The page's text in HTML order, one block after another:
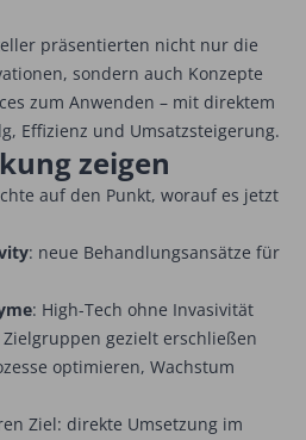
präsentierten nicht nur die
sondern auch Konzepte
zum Anwenden – mit direktem
Effizienz und Umsatzsteigerung.
zeigen
auf den Punkt, worauf es jetzt
: neue Behandlungsansätze für
: High-Tech ohne Invasivität
Zielgruppen gezielt erschließen
optimieren, Wachstum
Ziel: direkte Umsetzung im